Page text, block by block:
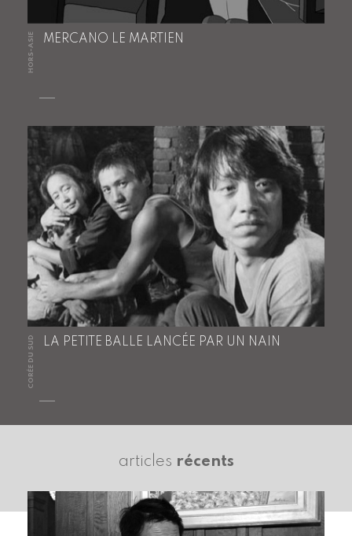
HORS-ASIE MERCANO LE MARTIEN
CORÉE DU SUD LA PETITE BALLE LANCÉE PAR UN NAIN
articles récents